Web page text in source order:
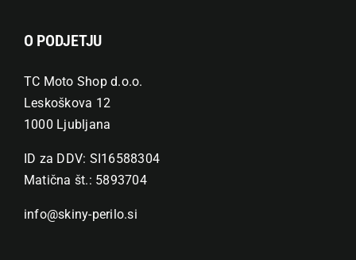
O PODJETJU
TC Moto Shop d.o.o.
Leskoškova 12
1000 Ljubljana
ID za DDV: SI16588304
Matična št.: 5893704
info@skiny-perilo.si